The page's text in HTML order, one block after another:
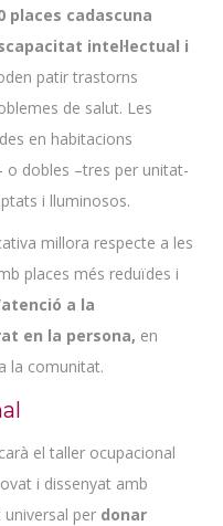
places cadascuna
intel·lectual i
patir trastorns
de salut. Les
en habitacions
o dobles –tres per unitat-
i lluminosos.
millora respecte a les
places més reduïdes i
a la
en la persona, en
la comunitat.
el taller ocupacional
i dissenyat amb
universal per donar